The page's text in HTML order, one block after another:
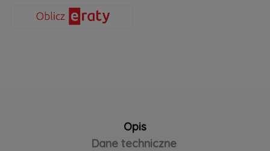
Opis
Dane techniczne